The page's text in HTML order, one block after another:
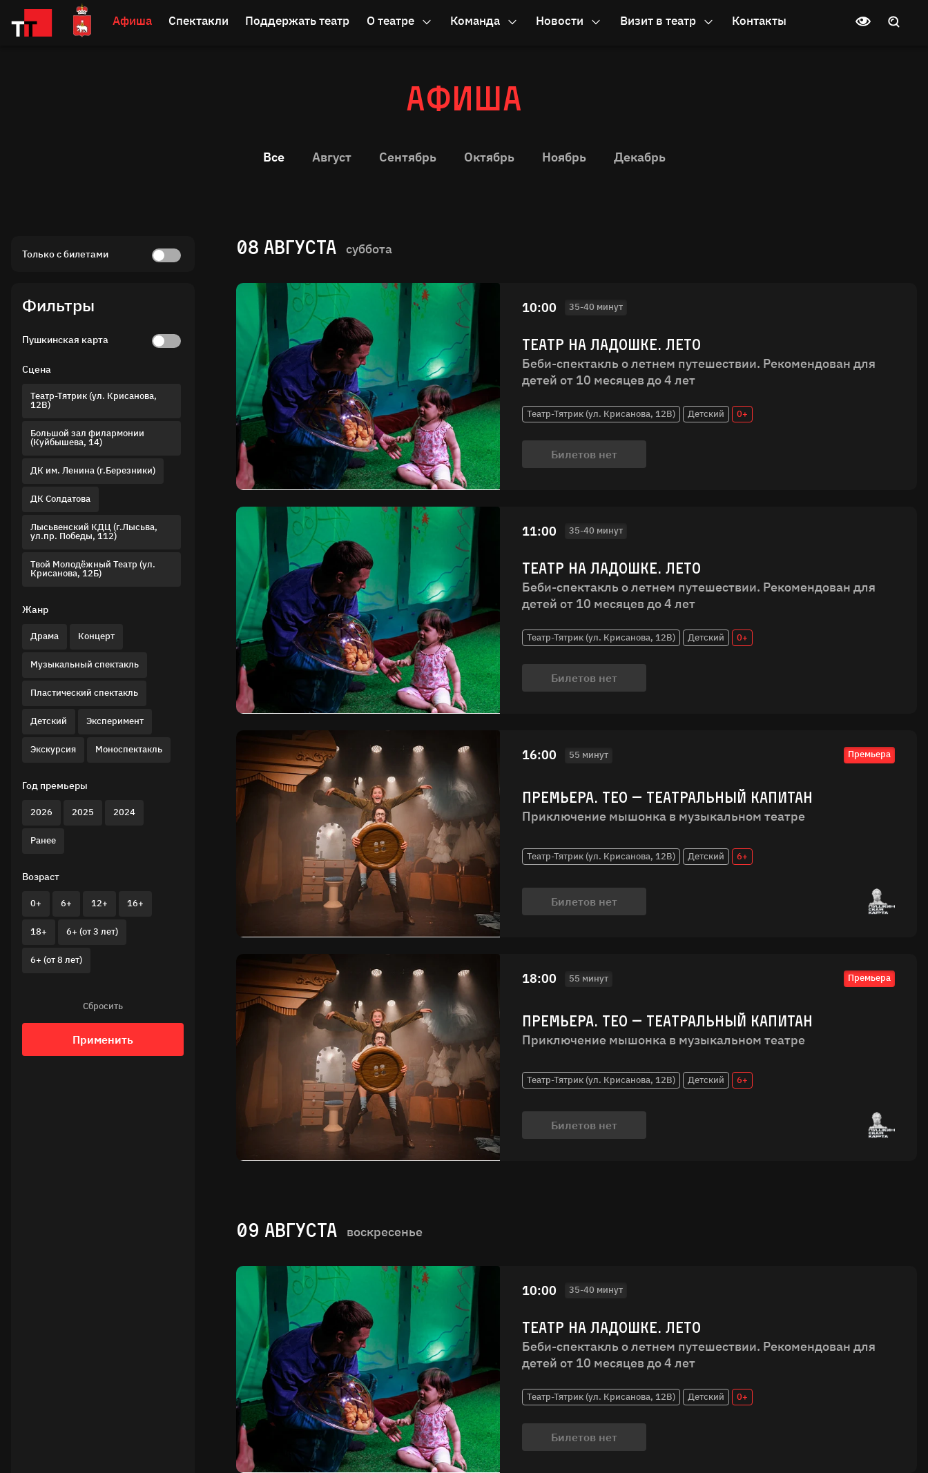
Афиша Спектакли Поддержать театр О театре Команда Новости Визит в театр Контакты
Афиша
Все Август Сентябрь Октябрь Ноябрь Декабрь
Только с билетами
Фильтры
Пушкинская карта
Сцена
Театр-Тятрик (ул. Крисанова,
12В)
Большой зал филармонии
(Куйбышева, 14)
ДК им. Ленина (г.Березники)
ДК Солдатова
Лысьвенский КДЦ (г.Лысьва,
ул.пр. Победы, 112)
Твой Молодёжный Театр (ул.
Крисанова, 12Б)
Жанр
Драма Концерт
Музыкальный спектакль
Пластический спектакль
Детский Эксперимент
Экскурсия Моноспектакль
Год премьеры
2026 2025 2024
Ранее
Возраст
0+ 6+ 12+ 16+
18+ 6+ (от 3 лет)
6+ (от 8 лет)
Сбросить
Применить
08 АВГУСТА суббота
10:00 35-40 минут
ТЕАТР НА ЛАДОШКЕ. ЛЕТО
Беби-спектакль о летнем путешествии. Рекомендован для
детей от 10 месяцев до 4 лет
Театр-Тятрик (ул. Крисанова, 12В) Детский 0+
Билетов нет
11:00 35-40 минут
ТЕАТР НА ЛАДОШКЕ. ЛЕТО
Беби-спектакль о летнем путешествии. Рекомендован для
детей от 10 месяцев до 4 лет
Театр-Тятрик (ул. Крисанова, 12В) Детский 0+
Билетов нет
16:00 55 минут Премьера
ПРЕМЬЕРА. ТЕО — ТЕАТРАЛЬНЫЙ КАПИТАН
Приключение мышонка в музыкальном театре
Театр-Тятрик (ул. Крисанова, 12В) Детский 6+
Билетов нет
18:00 55 минут Премьера
ПРЕМЬЕРА. ТЕО — ТЕАТРАЛЬНЫЙ КАПИТАН
Приключение мышонка в музыкальном театре
Театр-Тятрик (ул. Крисанова, 12В) Детский 6+
Билетов нет
09 АВГУСТА воскресенье
10:00 35-40 минут
ТЕАТР НА ЛАДОШКЕ. ЛЕТО
Беби-спектакль о летнем путешествии. Рекомендован для
детей от 10 месяцев до 4 лет
Театр-Тятрик (ул. Крисанова, 12В) Детский 0+
Билетов нет